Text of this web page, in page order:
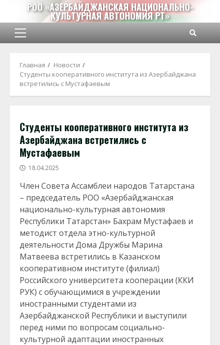
Перейти
содержимому
РОО «АЗЕРБАЙДЖАНСКАЯ НАЦИОНАЛЬНО-
КУЛЬТУРНАЯ АВТОНОМИЯ РТ»
Основное
Главная
Новости
Студенты кооперативного института из Азербайджана
встретились с Мустафаевым
Студенты кооперативного института из
Азербайджана встретились с
Мустафаевым
18.04.2025
Член Совета Ассамблеи народов Татарстана
– председатель РОО «Азербайджанская
национально-культурная автономия
Республики Татарстан» Бахрам Мустафаев и
методист отдела этно-культурной
деятельности Дома Дружбы Марина
Матвеева встретились в Казанском
кооперативном институте (филиал)
Российского университета кооперации (ККИ
РУК) с обучающимися в учреждении
иностранными студентами из
Азербайджанской Республики и выступили
перед ними по вопросам социально-
культурной адаптации иностранных